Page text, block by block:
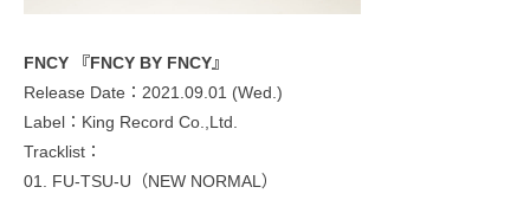
FNCY 『FNCY BY FNCY』
Release Date：2021.09.01 (Wed.)
Label：King Record Co.,Ltd.
Tracklist：
01. FU-TSU-U（NEW NORMAL）